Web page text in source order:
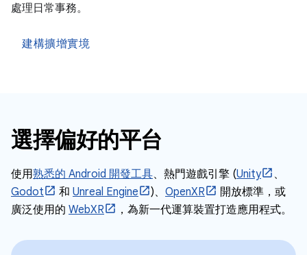
處理日常事務。
建構擴增實境
選擇偏好的平台
使用熟悉的 Android 開發工具、熱門遊戲引擎 (Unity
、
Godot
和 Unreal Engine )、 OpenXR
開放標準，或
廣泛使用的 WebXR ，為新一代運算裝置打造應用程式。